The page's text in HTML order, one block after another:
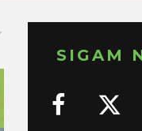
SIGAM